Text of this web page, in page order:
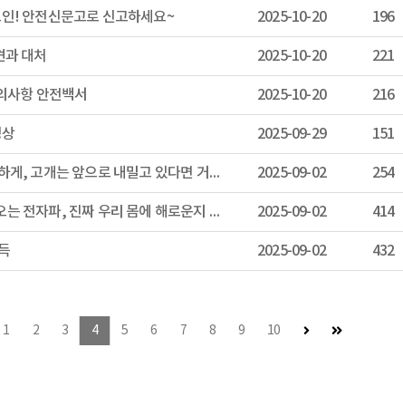
! 안전신문고로 신고하세요~ 2025-10-20 196
대처 2025-10-20 221
사항 안전백서 2025-10-20 216
2025-09-29 151
('25년 9월) 3. 지금 허리는 구부정하게, 고개는 앞으로 내밀고 있다면 거북목 증후군입니다 2025-09-02 254
('25년 9월) 2. 전자레인지에서 나오는 전자파, 진짜 우리 몸에 해로운지 실험해봄 2025-09-02 414
2025-09-02 432
페이지 (이동불가)
1 2 3 4 5 6 7 8 9 10 다음 페이지마지막 페이지